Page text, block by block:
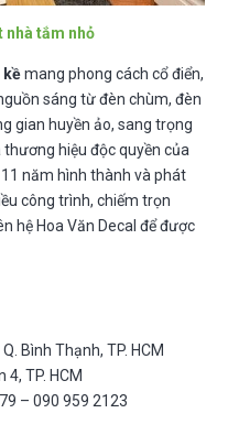
nhà tắm nhỏ
kềmang phong cách cổ điển,
sáng từ đèn chùm, đèn
gian huyền ảo, sang trọng
thương hiệu độc quyền của
11 năm hình thành và phát
công trình, chiếm trọn
hệ Hoa Văn Decal để được
Bình Thạnh, TP. HCM
4, TP. HCM
– 090 959 2123